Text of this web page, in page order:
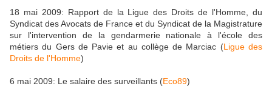
18 mai 2009: Rapport de la Ligue des Droits de l'Homme, du
Syndicat des Avocats de France et du Syndicat de la Magistrature
sur l'intervention de la gendarmerie nationale à l'école des
métiers du Gers de Pavie et au collège de Marciac (Ligue des
Droits de l'Homme)
6 mai 2009: Le salaire des surveillants (Eco89)